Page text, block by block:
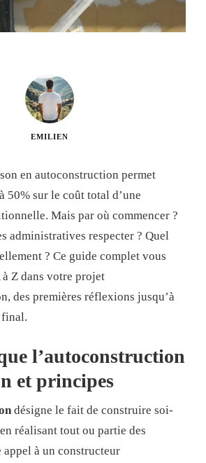
EMILIEN
en autoconstruction permet
50% sur le coût total d’une
Mais par où commencer ?
administratives respecter ? Quel
? Ce guide complet vous
à Z dans votre projet
des premières réflexions jusqu’à
final.
l’autoconstruction
et principes
désigne le fait de construire soi-
réalisant tout ou partie des
à un constructeur